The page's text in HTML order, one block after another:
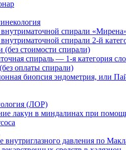
спирали
спирали 2-й
(без стоимости спирали)
спираль — 1-я категория
оплаты спирали)
биопсия эндометрия, или
(ЛОР)
лакун в миндалинах при
внутриглазного давления по